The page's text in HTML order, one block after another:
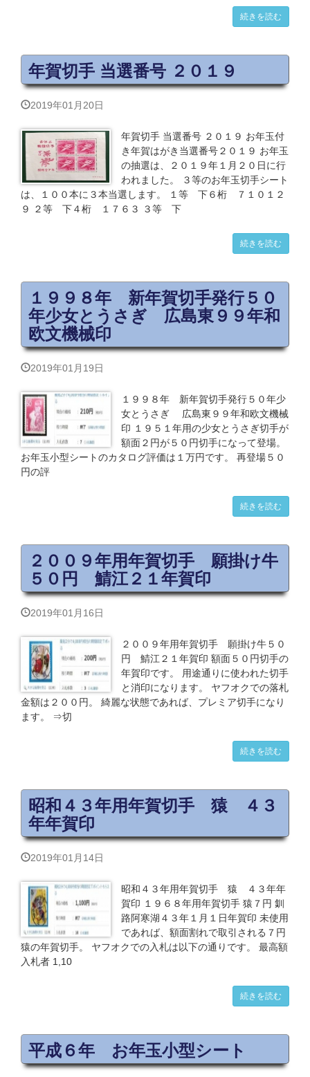
続きを読む
年賀切手 当選番号 ２０１９
2019年01月20日
年賀切手 当選番号 ２０１９ お年玉付
き年賀はがき当選番号２０１９ お年玉
の抽選は、２０１９年１月２０日に行
われました。 ３等のお年玉切手シート
は、１００本に３本当選します。 １等 下６桁 ７１０１２
９ ２等 下４桁 １７６３ ３等 下
続きを読む
１９９８年 新年賀切手発行５０
年少女とうさぎ 広島東９９年和
欧文機械印
2019年01月19日
１９９８年 新年賀切手発行５０年少
女とうさぎ 広島東９９年和欧文機械
印 １９５１年用の少女とうさぎ切手が
額面２円が５０円切手になって登場。
お年玉小型シートのカタログ評価は１万円です。 再登場５０
円の評
続きを読む
２００９年用年賀切手 願掛け牛
５０円 鯖江２１年賀印
2019年01月16日
２００９年用年賀切手 願掛け牛５０
円 鯖江２１年賀印 額面５０円切手の
年賀印です。 用途通りに使われた切手
と消印になります。 ヤフオクでの落札
金額は２００円。 綺麗な状態であれば、プレミア切手になり
ます。 ⇒切
続きを読む
昭和４３年用年賀切手 猿 ４３
年年賀印
2019年01月14日
昭和４３年用年賀切手 猿 ４３年年
賀印 １９６８年用年賀切手 猿７円 釧
路阿寒湖４３年１月１日年賀印 未使用
であれば、額面割れで取引される７円
猿の年賀切手。 ヤフオクでの入札は以下の通りです。 最高額
入札者 1,10
続きを読む
平成６年 お年玉小型シート